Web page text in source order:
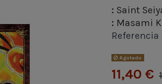
: Saint
: Masami
Referencia
Agotado
11,40 €